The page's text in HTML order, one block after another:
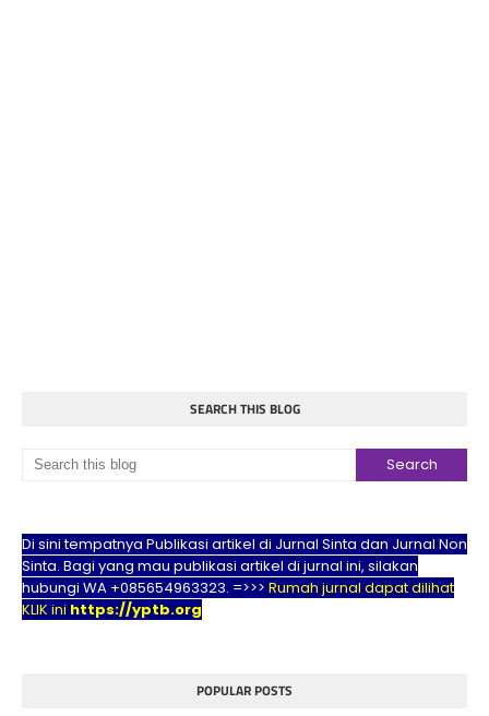
SEARCH THIS BLOG
Di sini tempatnya Publikasi artikel di Jurnal Sinta dan Jurnal Non
Sinta. Bagi yang mau publikasi artikel di jurnal ini, silakan
hubungi WA +085654963323. =>>> Rumah jurnal dapat dilihat
KLIK ini https://yptb.org
POPULAR POSTS